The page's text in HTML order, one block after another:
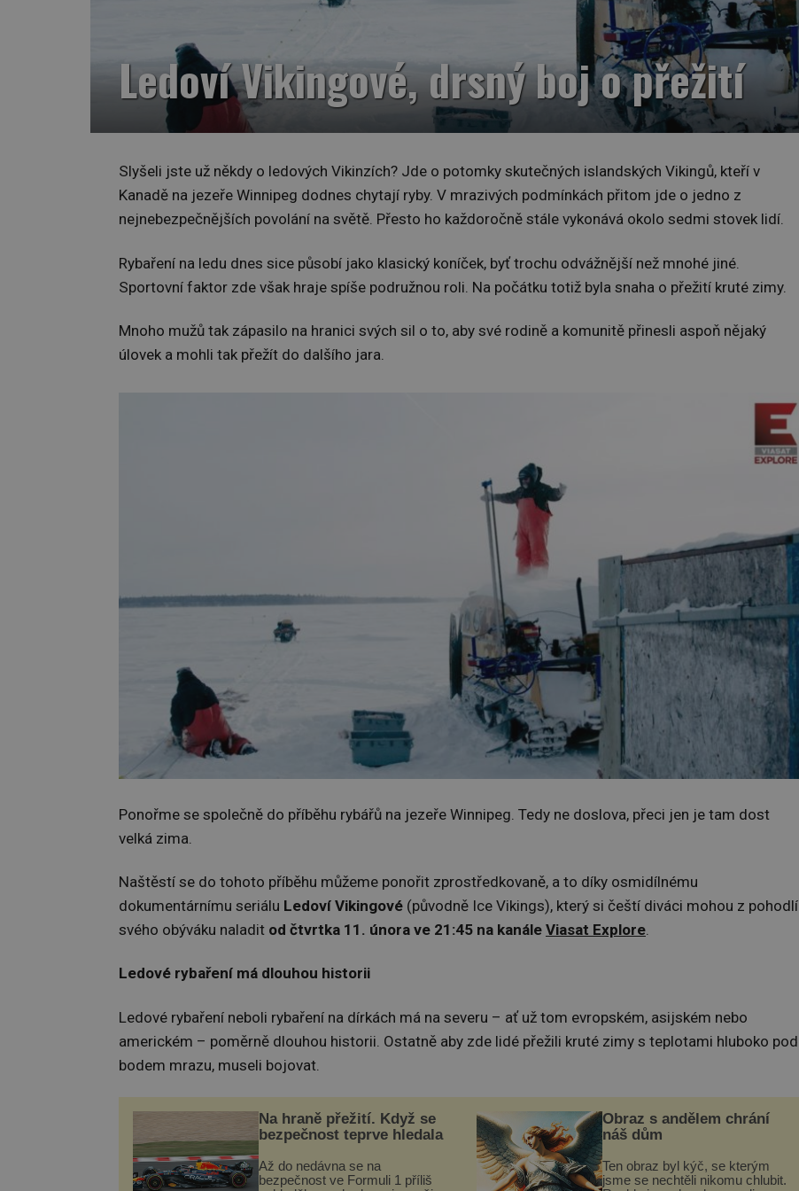
Ledoví Vikingové, drsný boj o přežití
Slyšeli jste už někdy o ledových Vikinzích? Jde o potomky skutečných islandských Vikingů, kteří v
Kanadě na jezeře Winnipeg dodnes chytají ryby. V mrazivých podmínkách přitom jde o jedno z
nejnebezpečnějších povolání na světě. Přesto ho každoročně stále vykonává okolo sedmi stovek lidí.
Rybaření na ledu dnes sice působí jako klasický koníček, byť trochu odvážnější než mnohé jiné.
Sportovní faktor zde však hraje spíše podružnou roli. Na počátku totiž byla snaha o přežití kruté zimy.
Mnoho mužů tak zápasilo na hranici svých sil o to, aby své rodině a komunitě přinesli aspoň nějaký
úlovek a mohli tak přežít do dalšího jara.
Ponořme se společně do příběhu rybářů na jezeře Winnipeg. Tedy ne doslova, přeci jen je tam dost
velká zima.
Naštěstí se do tohoto příběhu můžeme ponořit zprostředkovaně, a to díky osmidílnému
dokumentárnímu seriálu Ledoví Vikingové (původně Ice Vikings), který si čeští diváci mohou z pohodlí
svého obýváku naladit od čtvrtka 11. února ve 21:45 na kanále Viasat Explore.
Ledové rybaření má dlouhou historii
Ledové rybaření neboli rybaření na dírkách má na severu – ať už tom evropském, asijském nebo
americkém – poměrně dlouhou historii. Ostatně aby zde lidé přežili kruté zimy s teplotami hluboko pod
bodem mrazu, museli bojovat.
Na hraně přežití. Když se
bezpečnost teprve hledala
Až do nedávna se na
bezpečnost ve Formuli 1 příliš
Obraz s andělem chrání
náš dům
Ten obraz byl kýč, se kterým
jsme se nechtěli nikomu chlubit.